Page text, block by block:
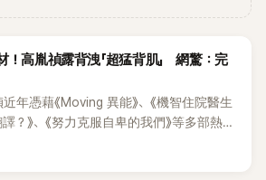
！高胤禎露背洩「超猛背肌」 網驚：完
年憑藉《Moving 異能》、《機智住院醫生
？》、《努力克服自卑的我們》等多部熱門
代女神代表，不僅演技備受肯定，精緻